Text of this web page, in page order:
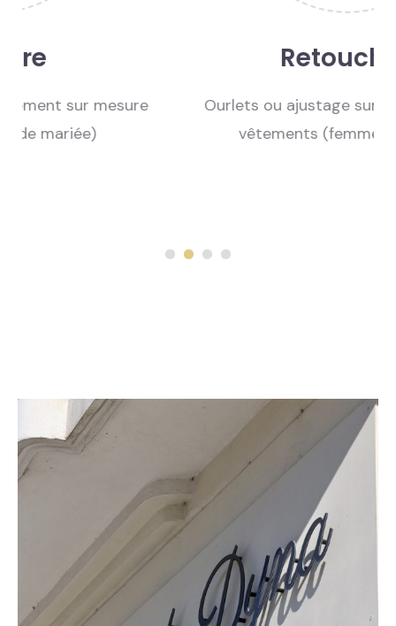
Ourlets ou ajustage sur l’ensemble des
vêtements (femme / homme)